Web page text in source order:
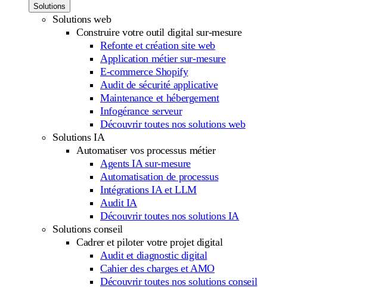
Solutions
Solutions web
Construire votre outil digital sur-mesure
Refonte et création site web
Application métier sur-mesure
E-commerce Shopify
Audit de sécurité applicative
Maintenance et hébergement
Infogérance serveur
Découvrir toutes nos solutions web
Solutions IA
Automatiser vos processus métier
Agents IA sur-mesure
Automatisation de processus
Intégrations IA et LLM
Audit IA
Découvrir toutes nos solutions IA
Solutions conseil
Cadrer et piloter votre projet digital
Audit et diagnostic digital
Cahier des charges et AMO
Découvrir toutes nos solutions conseil